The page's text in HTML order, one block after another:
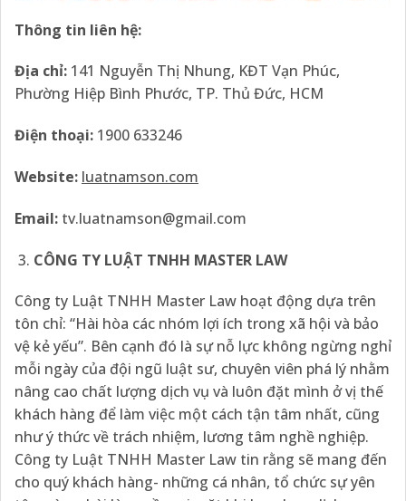
Thông tin liên hệ:
Địa chỉ: 141 Nguyễn Thị Nhung, KĐT Vạn Phúc,
Phường Hiệp Bình Phước, TP. Thủ Đức, HCM
Điện thoại: 1900 633246
Website: luatnamson.com
Email: tv.luatnamson@gmail.com
CÔNG TY LUẬT TNHH MASTER LAW
Công ty Luật TNHH Master Law hoạt động dựa trên
tôn chỉ: “Hài hòa các nhóm lợi ích trong xã hội và bảo
vệ kẻ yếu”. Bên cạnh đó là sự nỗ lực không ngừng nghỉ
mỗi ngày của đội ngũ luật sư, chuyên viên phá lý nhằm
nâng cao chất lượng dịch vụ và luôn đặt mình ở vị thế
khách hàng để làm việc một cách tận tâm nhất, cũng
như ý thức về trách nhiệm, lương tâm nghề nghiệp.
Công ty Luật TNHH Master Law tin rằng sẽ mang đến
cho quý khách hàng- những cá nhân, tổ chức sự yên